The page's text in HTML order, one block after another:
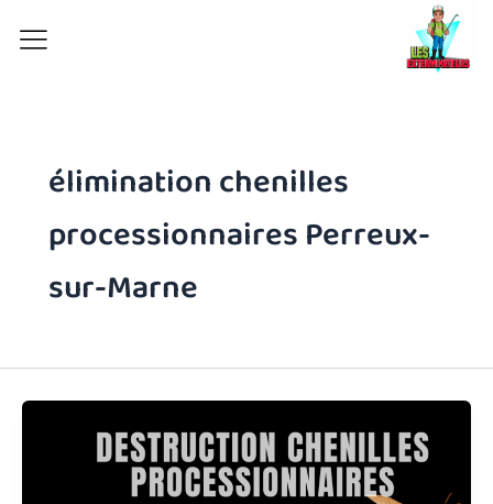
élimination chenilles
processionnaires Perreux-
sur-Marne